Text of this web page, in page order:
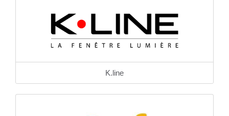
K.line